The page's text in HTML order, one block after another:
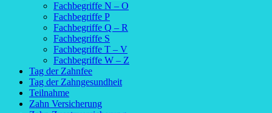
Fachbegriffe N – O
Fachbegriffe P
Fachbegriffe Q – R
Fachbegriffe S
Fachbegriffe T – V
Fachbegriffe W – Z
Tag der Zahnfee
Tag der Zahngesundheit
Teilnahme
Zahn Versicherung